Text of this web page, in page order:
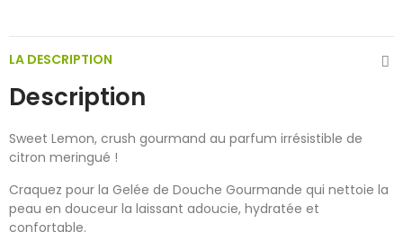
LA DESCRIPTION
Description
Sweet Lemon, crush gourmand au parfum irrésistible de
citron meringué !
Craquez pour la Gelée de Douche Gourmande qui nettoie la
peau en douceur la laissant adoucie, hydratée et
confortable.